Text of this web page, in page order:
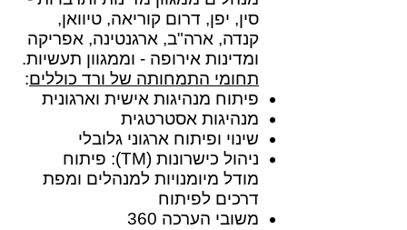
סין, יפן, דרום קוריאה, טיוואן,
קנדה, ארה"ב, ארגנטינה, אפריקה
ומדינות אירופה - וממגוון תעשיות.
תחומי התמחותה של ורד כוללים:
פיתוח מנהיגות אישית וארגונית
מנהיגות אסטרטגית
שינוי ופיתוח ארגוני גלובלי
ניהול כישרונות (TM): פיתוח
מודל מיומנויות למנהלים ומפת
דרכים לפיתוח
משובי הערכה 360